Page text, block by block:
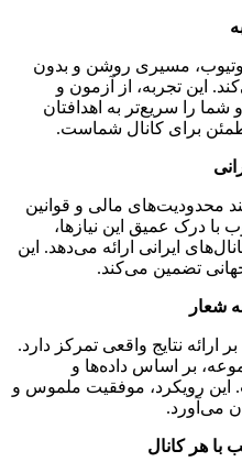
یوتیوب، مسیری روشن و بدون
این تجربه، از آزمون و
را سریع‌تر به اهدافتان
برای کانال شماست.
محدودیت‌های مالی و قوانین
با درک عمیق این نیازها،
ایرانی ارائه می‌دهد. این
تضمین می‌کند.
شعار
ارائه نتایج واقعی تمرکز دارد.
بر اساس داده‌ها و
رویکرد، موفقیت ملموس و
می‌آورد.
با هر کانال